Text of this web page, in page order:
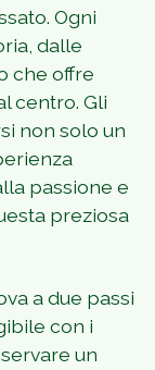
Ogni
dalle
che offre
centro. Gli
non solo un
passione e
preziosa
a due passi
con i
un